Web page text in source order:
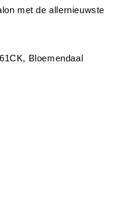
met de allernieuwste
Bloemendaal